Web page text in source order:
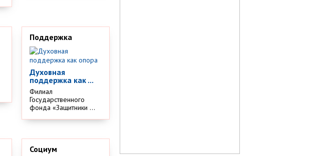
Поддержка
Духовная
поддержка как ...
Филиал
Государственного
фонда «Защитники ...
Социум